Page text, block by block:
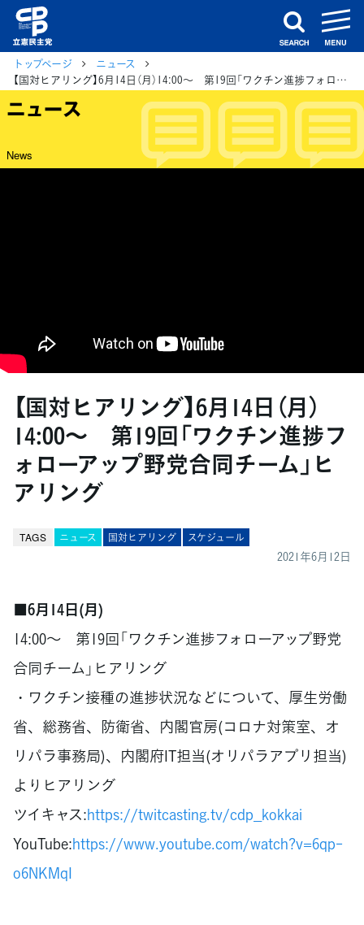
search
トップページ
ニュース
【国対ヒアリング】6月14日（月）14:00～ 第19回「ワクチン進捗フォローアップ野党合同チーム」ヒアリング
ニュース
News
【国対ヒアリング】6月14日（月）
14:00～ 第19回「ワクチン進捗フ
ォローアップ野党合同チーム」ヒ
アリング
TAGS ニュース 国対ヒアリング スケジュール
2021年6月12日
■6月14日(月)
14:00～ 第19回「ワクチン進捗フォローアップ野党
合同チーム」ヒアリング
・ワクチン接種の進捗状況などについて、厚生労働
省、総務省、防衛省、内閣官房(コロナ対策室、オ
リパラ事務局)、内閣府IT担当(オリパラアプリ担当)
よりヒアリング
ツイキャス:https://twitcasting.tv/cdp_kokkai
YouTube:https://www.youtube.com/watch?v=6qp-
o6NKMqI